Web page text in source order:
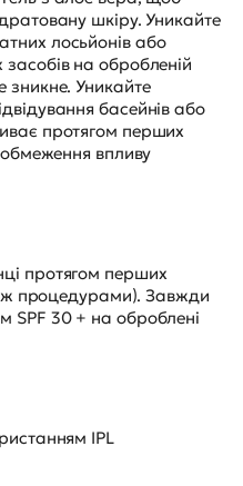
шкіру. Уникайте
лосьйонів або
на обробленій
зникне. Уникайте
басейнів або
протягом перших
впливу
протягом перших
процедурами). Завжди
SPF 30 + на оброблені
IPL